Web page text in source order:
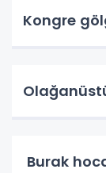
Kongre
Burak